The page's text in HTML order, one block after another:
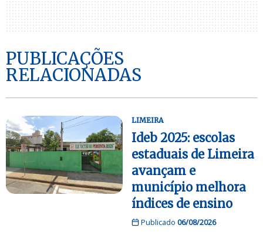
PUBLICAÇÕES
RELACIONADAS
LIMEIRA
Ideb 2025: escolas
estaduais de Limeira
avançam e
município melhora
índices de ensino
Publicado 06/08/2026